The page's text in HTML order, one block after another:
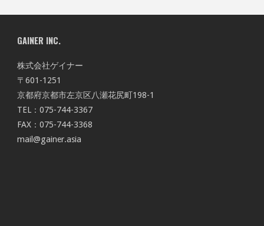
GAINER INC.
株式会社ゲイナー
〒601-1251
京都府京都市左京区八瀬花尻町198-1
TEL：075-744-3367
FAX：075-744-3368
mail@gainer.asia